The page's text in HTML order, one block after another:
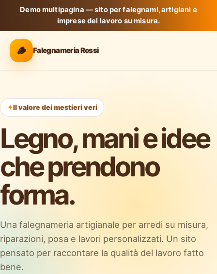
Demo multipagina — sito per falegnami, artigiani e
imprese del lavoro su misura.
🪵 Falegnameria Rossi
Il valore dei mestieri veri
Legno, mani e idee
che prendono
forma.
Una falegnameria artigianale per arredi su misura,
riparazioni, posa e lavori personalizzati. Un sito
pensato per raccontare la qualità del lavoro fatto
bene.